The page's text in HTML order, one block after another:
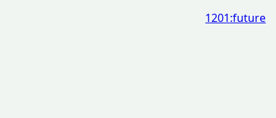
1201:future